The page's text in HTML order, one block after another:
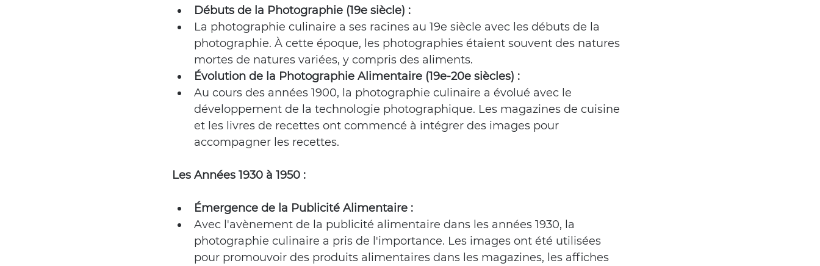
Débuts de la Photographie (19e siècle) :
La photographie culinaire a ses racines au 19e siècle avec les débuts de la
photographie. À cette époque, les photographies étaient souvent des natures
mortes de natures variées, y compris des aliments.
Évolution de la Photographie Alimentaire (19e-20e siècles) :
Au cours des années 1900, la photographie culinaire a évolué avec le
développement de la technologie photographique. Les magazines de cuisine
et les livres de recettes ont commencé à intégrer des images pour
accompagner les recettes.
Les Années 1930 à 1950 :
Émergence de la Publicité Alimentaire :
Avec l'avènement de la publicité alimentaire dans les années 1930, la
photographie culinaire a pris de l'importance. Les images ont été utilisées
pour promouvoir des produits alimentaires dans les magazines, les affiches